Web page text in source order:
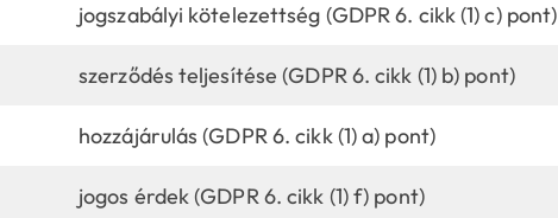
jogszabályi kötelezettség (GDPR 6. cikk (1) c) pont)
szerződés teljesítése (GDPR 6. cikk (1) b) pont)
hozzájárulás (GDPR 6. cikk (1) a) pont)
jogos érdek (GDPR 6. cikk (1) f) pont)